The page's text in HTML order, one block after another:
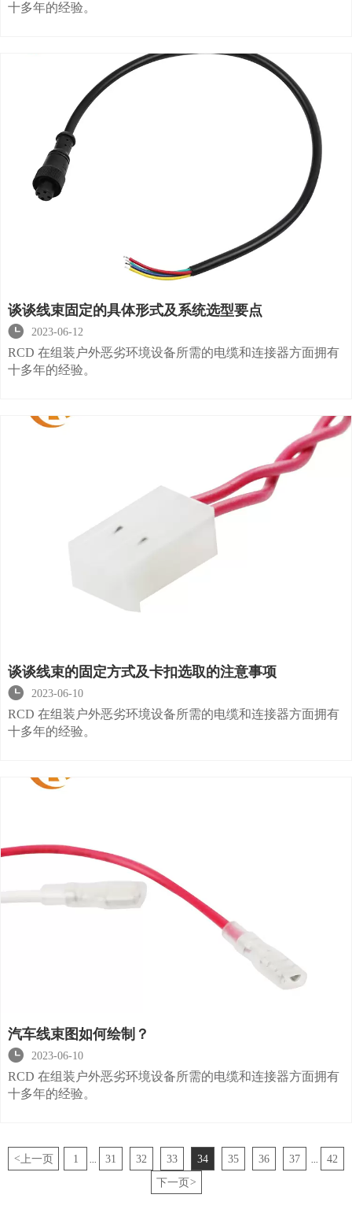
十多年的经验。
谈谈线束固定的具体形式及系统选型要点

2023-06-12
RCD 在组装户外恶劣环境设备所需的电缆和连接器方面拥有
十多年的经验。
谈谈线束的固定方式及卡扣选取的注意事项

2023-06-10
RCD 在组装户外恶劣环境设备所需的电缆和连接器方面拥有
十多年的经验。
汽车线束图如何绘制？

2023-06-10
RCD 在组装户外恶劣环境设备所需的电缆和连接器方面拥有
十多年的经验。
< 上一页 1 31 32 33 34 35 36 37
42
下一页>